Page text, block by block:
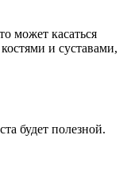
может касаться
и суставами,
будет полезной.